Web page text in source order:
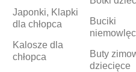
Japonki, Klapki
dla chłopca
Kalosze dla
chłopca
Buciki
Buty
dziecięce